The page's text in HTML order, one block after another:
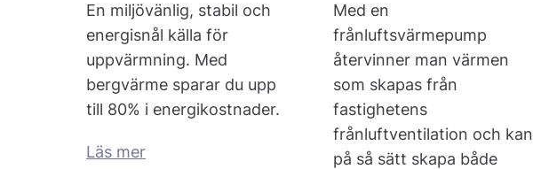
En miljövänlig, stabil och
energisnål källa för
uppvärmning. Med
bergvärme sparar du upp
till 80% i energikostnader.
Läs mer
Med en
frånluftsvärmepump
återvinner man värmen
som skapas från
fastighetens
frånluftventilation och kan
på så sätt skapa både